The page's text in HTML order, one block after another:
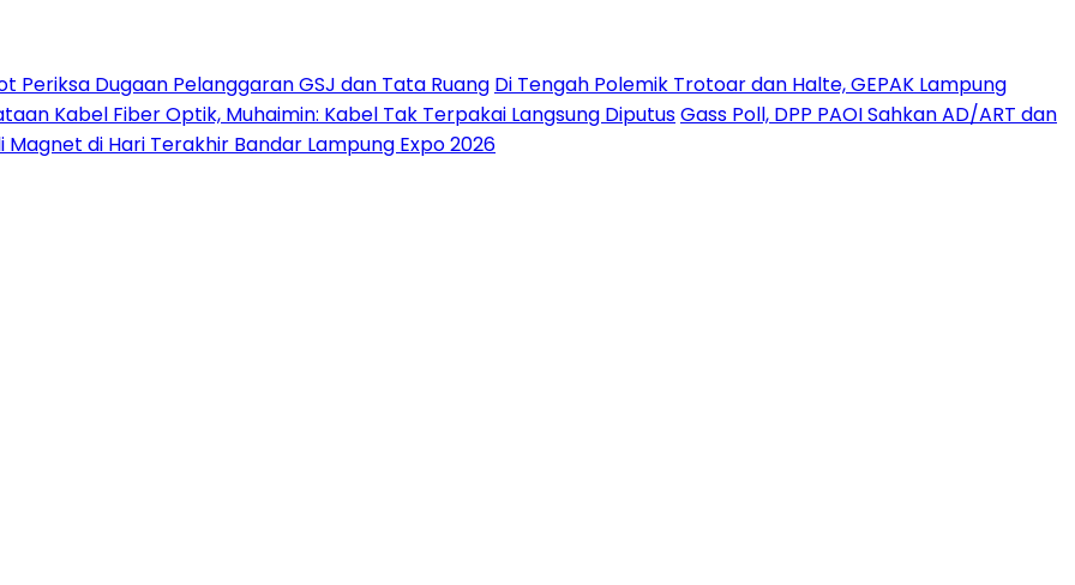
Periksa Dugaan Pelanggaran GSJ dan Tata Ruang Di Tengah Polemik Trotoar dan Halte, GEPAK Lampung
Kabel Fiber Optik, Muhaimin: Kabel Tak Terpakai Langsung DiputusGass Poll, DPP PAOI Sahkan AD/ART dan
Magnet di Hari Terakhir Bandar Lampung Expo 2026